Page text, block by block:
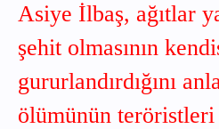
Asiye İlbaş, ağıtlar
şehit olmasının
gururlandırdığını
ölümünün teröristleri